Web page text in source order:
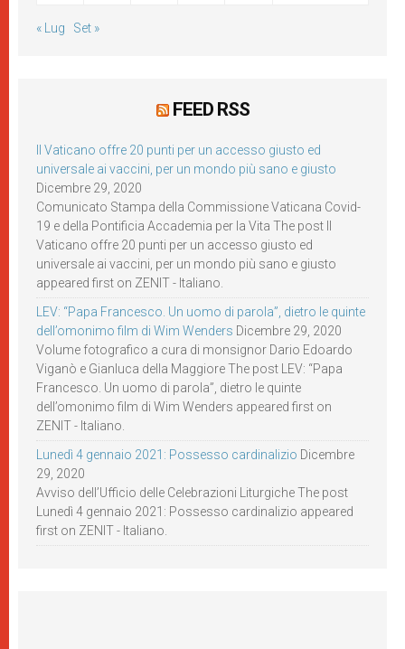
« Lug Set »
FEED RSS
Il Vaticano offre 20 punti per un accesso giusto ed
universale ai vaccini, per un mondo più sano e giusto
Dicembre 29, 2020
Comunicato Stampa della Commissione Vaticana Covid-
19 e della Pontificia Accademia per la Vita The post Il
Vaticano offre 20 punti per un accesso giusto ed
universale ai vaccini, per un mondo più sano e giusto
appeared first on ZENIT - Italiano.
LEV: “Papa Francesco. Un uomo di parola”, dietro le quinte
dell’omonimo film di Wim Wenders Dicembre 29, 2020
Volume fotografico a cura di monsignor Dario Edoardo
Viganò e Gianluca della Maggiore The post LEV: “Papa
Francesco. Un uomo di parola”, dietro le quinte
dell’omonimo film di Wim Wenders appeared first on
ZENIT - Italiano.
Lunedì 4 gennaio 2021: Possesso cardinalizio Dicembre
29, 2020
Avviso dell’Ufficio delle Celebrazioni Liturgiche The post
Lunedì 4 gennaio 2021: Possesso cardinalizio appeared
first on ZENIT - Italiano.